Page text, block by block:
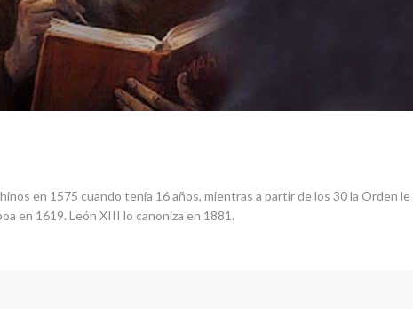
en 1575 cuando tenía 16 años, mientras a partir de los 30 la Orden
en 1619. León XIII lo canoniza en 1881.